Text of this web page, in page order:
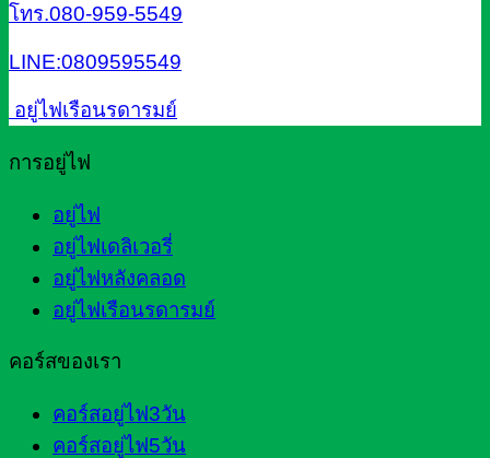
โทร.080-959-5549
LINE:0809595549
อยู่ไฟเรือนรดารมย์
การอยู่ไฟ
อยู่ไฟ
อยู่ไฟเดลิเวอรี่
อยู่ไฟหลังคลอด
อยู่ไฟเรือนรดารมย์
คอร์สของเรา
คอร์สอยู่ไฟ3วัน
คอร์สอยู่ไฟ5วัน